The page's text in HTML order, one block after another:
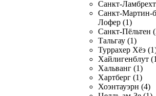
Санкт-
Санкт-Мартин-
Лофер (1)
Санкт-Пёльтен
Тальгау (1)
Туррахер Хёэ
Хайлигенблут
Хальванг (1)
Хартберг (1)
Хоэнтауэрн (4)